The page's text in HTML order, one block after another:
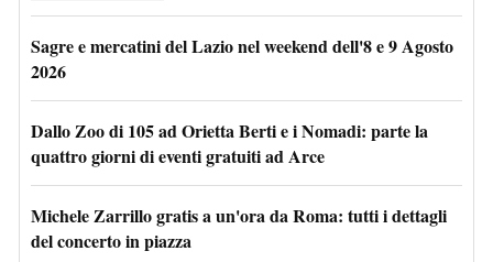
Sagre e mercatini del Lazio nel weekend dell'8 e 9 Agosto
2026
Dallo Zoo di 105 ad Orietta Berti e i Nomadi: parte la
quattro giorni di eventi gratuiti ad Arce
Michele Zarrillo gratis a un'ora da Roma: tutti i dettagli
del concerto in piazza